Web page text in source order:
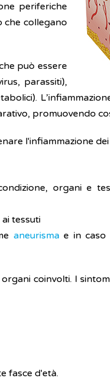
periferiche
che collegano
può essere
parassiti),
promuovendo
l'infiammazione dei
organi e
tessuti
aneurismae in caso
coinvolti. I
fasce d'età.